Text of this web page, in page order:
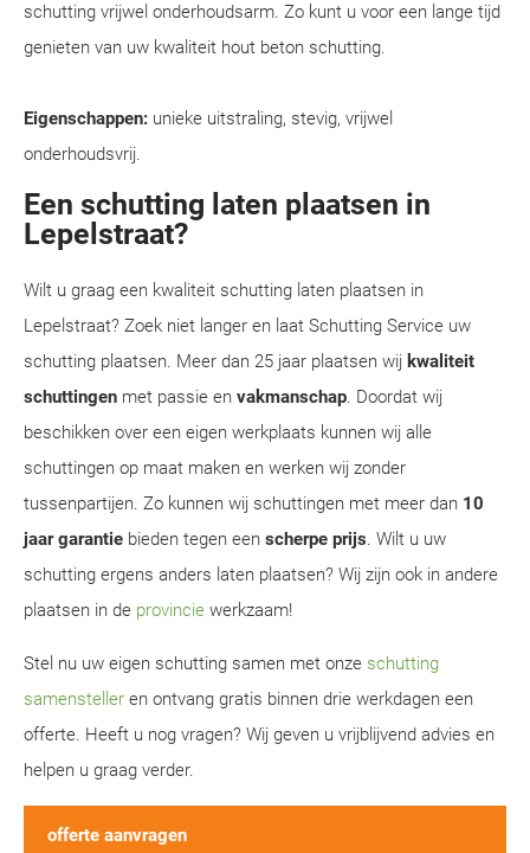
schutting vrijwel onderhoudsarm. Zo kunt u voor een lange tijd
genieten van uw kwaliteit hout beton schutting.
Eigenschappen: unieke uitstraling, stevig, vrijwel
onderhoudsvrij.
Een schutting laten plaatsen in
Lepelstraat?
Wilt u graag een kwaliteit schutting laten plaatsen in
Lepelstraat? Zoek niet langer en laat Schutting Service uw
schutting plaatsen. Meer dan 25 jaar plaatsen wij kwaliteit
schuttingen met passie en vakmanschap. Doordat wij
beschikken over een eigen werkplaats kunnen wij alle
schuttingen op maat maken en werken wij zonder
tussenpartijen. Zo kunnen wij schuttingen met meer dan 10
jaar garantie bieden tegen een scherpe prijs. Wilt u uw
schutting ergens anders laten plaatsen? Wij zijn ook in andere
plaatsen in de provincie werkzaam!
Stel nu uw eigen schutting samen met onze schutting
samensteller en ontvang gratis binnen drie werkdagen een
offerte. Heeft u nog vragen? Wij geven u vrijblijvend advies en
helpen u graag verder.
offerte aanvragen